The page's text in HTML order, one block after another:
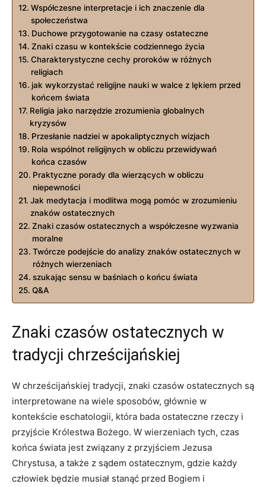
Współczesne interpretacje i‌ ich znaczenie dla
społeczeństwa
Duchowe przygotowanie na czasy ostateczne
Znaki ‍czasu w kontekście codziennego życia
Charakterystyczne cechy proroków w różnych
religiach
jak wykorzystać religijne nauki w walce​ z lękiem przed
końcem⁤ świata
Religia jako narzędzie zrozumienia‍ globalnych​
kryzysów
Przesłanie nadziei w⁤ apokaliptycznych wizjach
Rola wspólnot religijnych w obliczu przewidywań‍
końca czasów
Praktyczne porady dla wierzących w obliczu‌
niepewności
Jak medytacja⁤ i modlitwa mogą pomóc w zrozumieniu
znaków​ ostatecznych
Znaki czasów ostatecznych a współczesne‍ wyzwania
moralne
Twórcze podejście do analizy ​znaków ostatecznych w
różnych⁤ wierzeniach
szukając sensu w baśniach⁣ o końcu świata
Q&A
Znaki czasów ostatecznych w
tradycji⁤ chrześcijańskiej
W ⁤chrześcijańskiej ‍tradycji,​ znaki czasów ostatecznych są
interpretowane na wiele ‌sposobów, głównie w
kontekście eschatologii, która bada ostateczne rzeczy i‌
przyjście Królestwa Bożego.⁣ W wierzeniach tych,‍ czas‌
końca świata ⁢jest związany ⁢z przyjściem Jezusa
Chrystusa, a także z sądem ‌ostatecznym, gdzie​ każdy
człowiek ⁣będzie musiał stanąć przed Bogiem i